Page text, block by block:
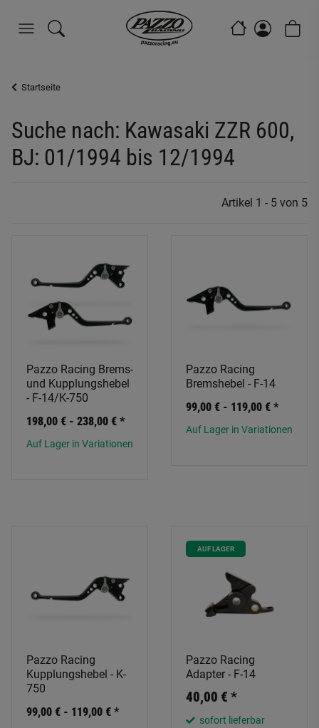
Startseite
Suche nach: Kawasaki ZZR 600,
BJ: 01/1994 bis 12/1994
Artikel 1 - 5 von 5
Pazzo Racing Brems-
und Kupplungshebel
- F-14/K-750
198,00 € - 238,00 € *
Auf Lager in Variationen
Pazzo Racing
Bremshebel - F-14
99,00 € - 119,00 € *
Auf Lager in Variationen
Pazzo Racing
Kupplungshebel - K-
750
99,00 € - 119,00 € *
AUF LAGER
Pazzo Racing
Adapter - F-14
40,00 € *
sofort lieferbar